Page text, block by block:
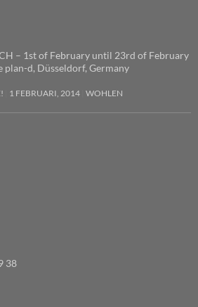
– 1st of February until 23rd of February
plan-d, Düsseldorf, Germany
1 FEBRUARI, 2014 WOHLEN
38